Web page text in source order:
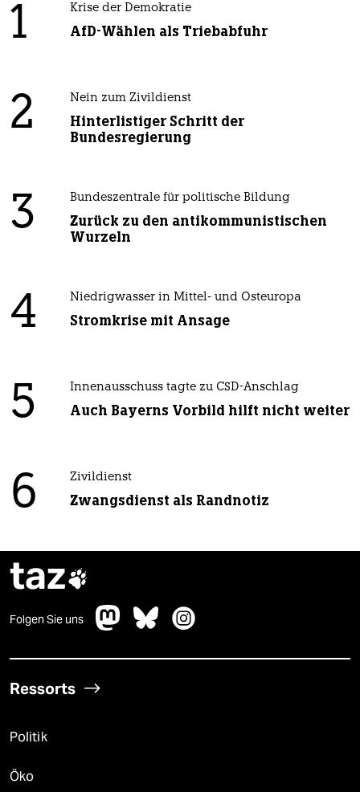
1 Krise der Demokratie
AfD-Wählen als Triebabfuhr
2 Nein zum Zivildienst
Hinterlistiger Schritt der
Bundesregierung
3 Bundeszentrale für politische Bildung
Zurück zu den antikommunistischen
Wurzeln
4 Niedrigwasser in Mittel- und Osteuropa
Stromkrise mit Ansage
5 Innenausschuss tagte zu CSD-Anschlag
Auch Bayerns Vorbild hilft nicht weiter
6 Zivildienst
Zwangsdienst als Randnotiz
taz
Folgen Sie uns
Ressorts
Politik
Öko